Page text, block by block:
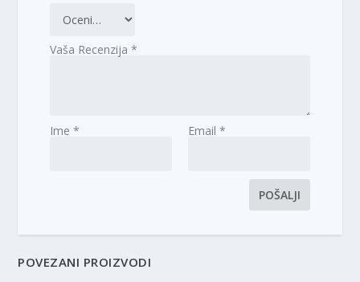
Vaša Recenzija*
Ime* Email *
POVEZANI PROIZVODI